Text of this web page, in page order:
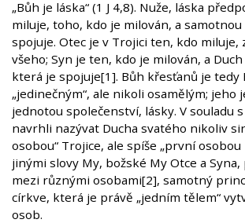
„Bůh je láska“ (1 J 4,8). Nuže, láska
miluje, toho, kdo je milován, a
spojuje. Otec je v Trojici ten, kdo miluje,
všeho; Syn je ten, kdo je milován, a
která je spojuje[1]. Bůh křesťanů je tedy
„jedinečným“, ale nikoli osamělým; jeho
jednotou společenství, lásky. V souladu
navrhli nazývat Ducha svatého nikoliv
osobou“ Trojice, ale spíše „první osobou
jinými slovy My, božské My Otce a
mezi různými osobami[2], samotný
církve, která je právě „jedním tělem“
osob.